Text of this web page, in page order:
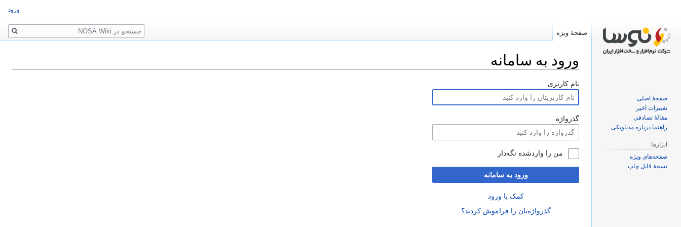
ورود به سامانه
پرش
به
ناوبری
پرش
به
جستجو
نام کاربری
گذرواژه
من را واردشده نگه‌دار
ورود به سامانه
کمک با ورود
گذرواژه‌تان را فراموش کردید؟
ورود
صفحهٔ ویژه
جستجو
صفحهٔ اصلی
تغییرات اخیر
مقالهٔ تصادفی
راهنما درباره مدیاویکی
ابزارها
صفحه‌های ویژه
نسخهٔ قابل چاپ